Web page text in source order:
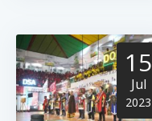
15
Jul
2023